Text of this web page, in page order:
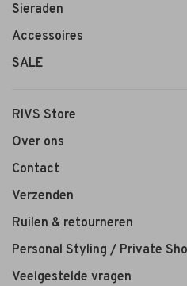
Sieraden
Accessoires
SALE
RIVS Store
Over ons
Contact
Verzenden
Ruilen & retourneren
Personal Styling / Private
Veelgestelde vragen